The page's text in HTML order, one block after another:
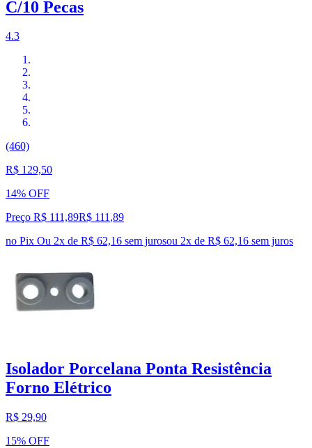
C/10 Pecas
4.3
(460)
R$ 129,50
14% OFF
Preço R$ 111,89R$ 111,89
no Pix Ou 2x de R$ 62,16 sem jurosou 2x de R$ 62,16 sem juros
Isolador Porcelana Ponta Resistência
Forno Elétrico
R$ 29,90
15% OFF